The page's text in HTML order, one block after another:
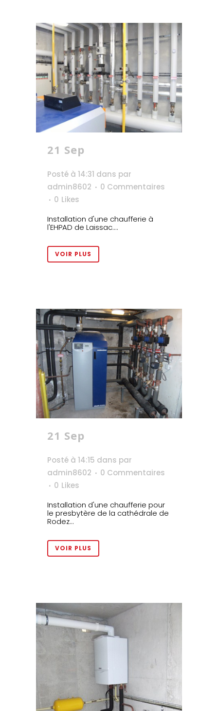
21 Sep
Posté à 14:31 dans par
admin8602
0 Commentaires
0 Likes
Installation d'une chaufferie à
l'EHPAD de Laissac....
VOIR PLUS
21 Sep
Posté à 14:15 dans par
admin8602
0 Commentaires
0 Likes
Installation d'une chaufferie pour
le presbytère de la cathédrale de
Rodez...
VOIR PLUS